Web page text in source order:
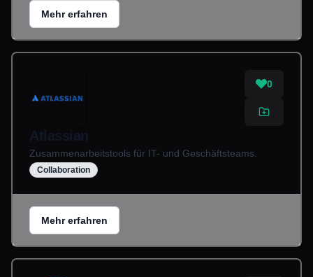
Mehr erfahren
0
Atlassian
Zusammenarbeitstools für IT- und Geschäftsteams.
Collaboration
Mehr erfahren